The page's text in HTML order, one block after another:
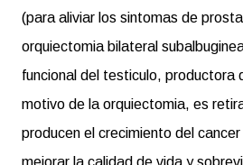
(para aliviar los sintomas de
orquiectomia bilateral
funcional del testiculo, productora
motivo de la orquiectomia, es
producen el crecimiento del
mejorar la calidad de vida y